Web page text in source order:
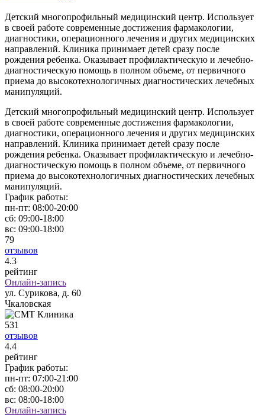
Детский многопрофильный медицинский центр. Использует
в своей работе современные достижения фармакологии,
диагностики, операционного лечения и других медицинских
направлений. Клиника принимает детей сразу после
рождения ребенка. Оказывает профилактическую и лечебно-
диагностическую помощь в полном объеме, от первичного
приема до высокотехнологичных диагностических лечебных
манипуляций.
Детский многопрофильный медицинский центр. Использует
в своей работе современные достижения фармакологии,
диагностики, операционного лечения и других медицинских
направлений. Клиника принимает детей сразу после
рождения ребенка. Оказывает профилактическую и лечебно-
диагностическую помощь в полном объеме, от первичного
приема до высокотехнологичных диагностических лечебных
манипуляций.
График работы:
пн-пт: 08:00-20:00
сб: 09:00-18:00
вс: 09:00-18:00
79
отзывов
4.3
рейтинг
Онлайн-запись
ул. Сурикова, д. 60
Чкаловская
531
отзывов
4.4
рейтинг
График работы:
пн-пт: 07:00-21:00
сб: 08:00-20:00
вс: 08:00-18:00
Онлайн-запись